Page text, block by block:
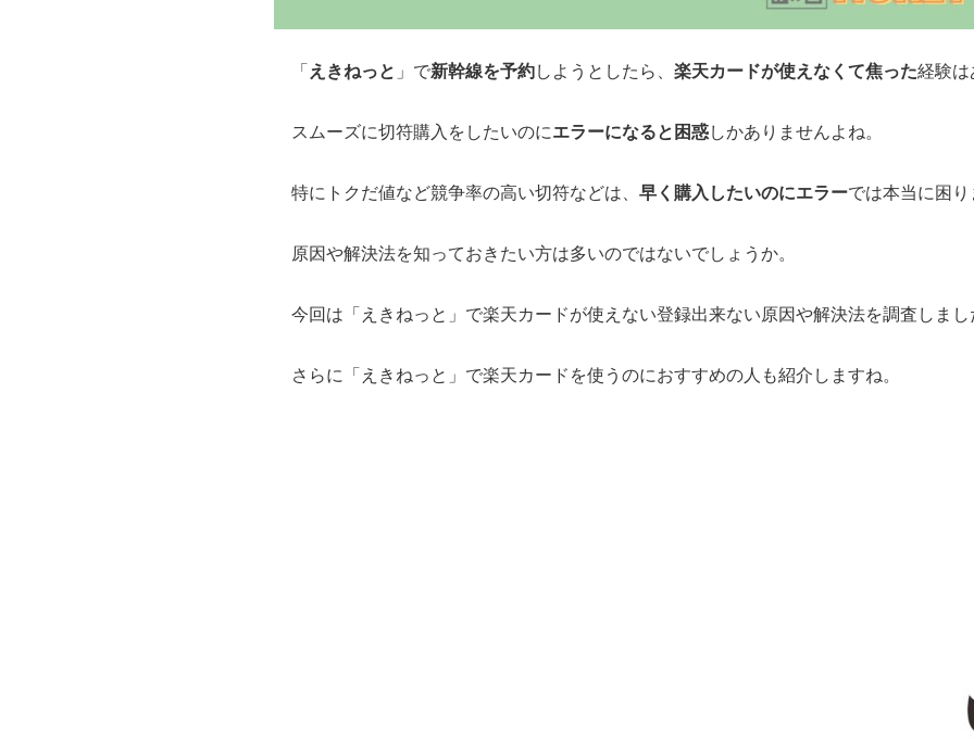
「えきねっと 」で新幹線を予約しようとしたら、 楽天カードが使えなくて焦った経験
スムーズに切符購入をしたいのにエラーになると困惑しかありませんよね。
特にトクだ値など競争率の高い切符などは、 早く購入したいのにエラーでは本当に困
原因や解決法を知っておきたい方は多いのではないでしょうか。
今回は「えきねっと」で楽天カードが使えない登録出来ない原因や解決法を調査しまし
さらに「えきねっと」で楽天カードを使うのにおすすめの人も紹介しますね。